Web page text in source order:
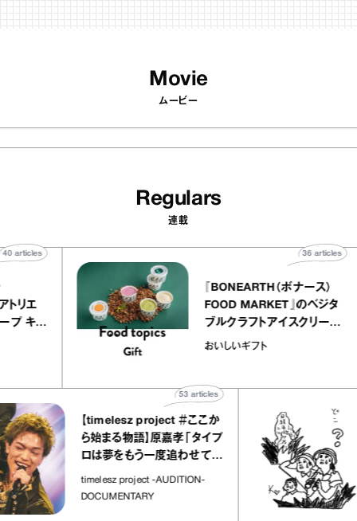
Movie
ムービー
Regulars
連載
ー アトリエ
クレープ キャ
40
『BONEARTH（ボナース
FOOD MARKET』のベ
ブルクラフトアイスクリ
｜真野知子の「おいしい
おいしいギフト
36
【timelesz project ＃ここか
ら始まる物語】原嘉孝「タイプ
ロは夢をもう一度追わせてく
れた場所」
timelesz project -AUDITION-
DOCUMENTARY
articles